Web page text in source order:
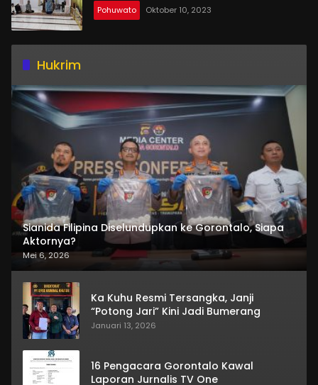
Pohuwato Oktober 10, 2023
Hukrim
Sianida Filipina Diselundupkan ke Gorontalo, Siapa
Aktornya?
Mei 6, 2026
Ka Kuhu Resmi Tersangka, Janji
“Potong Jari” Kini Jadi Bumerang
Januari 13, 2026
16 Pengacara Gorontalo Kawal
Laporan Jurnalis TV One